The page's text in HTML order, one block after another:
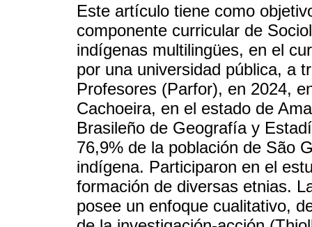
Este artículo tiene como
componente curricular de
indígenas multilingües, en el
por una universidad pública, a
Profesores (Parfor), en 2024,
Cachoeira, en el estado de
Brasileño de Geografía y
76,9% de la población de São
indígena. Participaron en el
formación de diversas etnias.
posee un enfoque cualitativo,